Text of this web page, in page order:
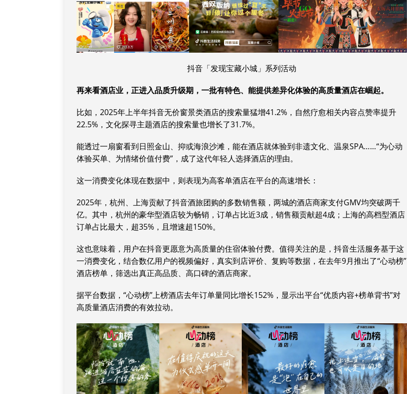
抖音「发现宝藏小城」系列活动
再来看酒店业，正进入品质升级期，一批有特色、能提供差异化体验的高质量酒店在崛起。
比如，2025年上半年抖音无价窗景类酒店的搜索量猛增41.2%，自然疗愈相关内容点赞率提升
22.5%，文化探寻主题酒店的搜索量也增长了31.7%。
能透过一扇窗看到日照金山、抑或海浪沙滩，能在酒店就体验到非遗文化、温泉SPA……“为心动
体验买单、为情绪价值付费”，成了这代年轻人选择酒店的理由。
这一消费变化体现在数据中，则表现为高客单酒店在平台的高速增长：
2025年，杭州、上海贡献了抖音酒旅团购的多数销售额，两城的酒店商家支付GMV均突破两千
亿。其中，杭州的豪华型酒店较为畅销，订单占比近3成，销售额贡献超4成；上海的高档型酒店
订单占比最大，超35%，且增速超150%。
这也意味着，用户在抖音更愿意为高质量的住宿体验付费。值得关注的是，抖音生活服务基于这
一消费变化，结合数亿用户的视频偏好，真实到店评价、复购等数据，在去年9月推出了“心动榜”
酒店榜单，筛选出真正高品质、高口碑的酒店商家。
据平台数据，“心动榜”上榜酒店去年订单量同比增长152%，显示出平台“优质内容+榜单背书”对
高质量酒店消费的有效拉动。